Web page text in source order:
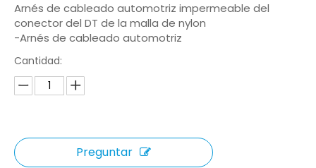
Arnés de cableado automotriz impermeable del
conector del DT de la malla de nylon
-Arnés de cableado automotriz
Cantidad:
Preguntar